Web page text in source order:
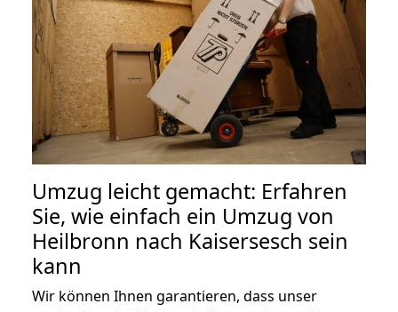
Umzug leicht gemacht: Erfahren
Sie, wie einfach ein Umzug von
Heilbronn nach Kaisersesch sein
kann
Wir können Ihnen garantieren, dass unser